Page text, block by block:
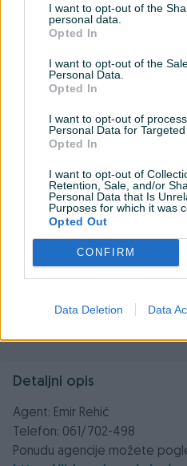
I want to opt-out of the
personal data.
Opted In
I want to opt-out of the
Personal Data.
Opted In
I want to opt-out of
Personal Data for Targeted
Opted In
I want to opt-out of
Retention, Sale, and/or
Personal Data that Is
Purposes for which it was
Opted Out
CONFIRM
Data Deletion Data
Lokacija nekretnine
Detaljni opis
Agent: Emir Rehić
Telefon: 061/702-498
Ponudu agencije možete